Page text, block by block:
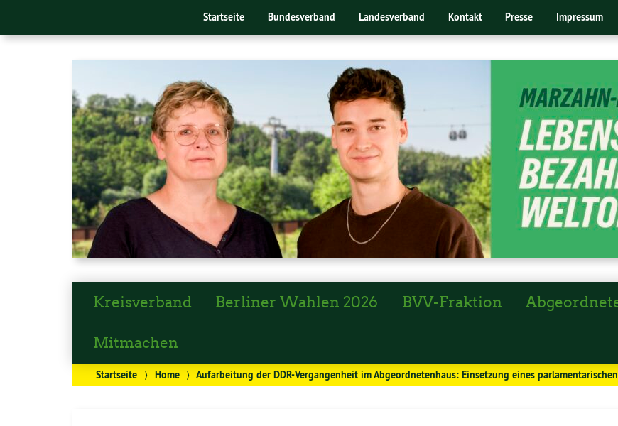
Startseite Bundesverband Landesverband Kontakt Presse Impressum
Kreisverband Berliner Wahlen 2026 BVV-Fraktion
Mitmachen
Startseite ⟩ Home ⟩ Aufarbeitung der DDR-Vergangenheit im Abgeordnetenhaus: Einsetzung eines